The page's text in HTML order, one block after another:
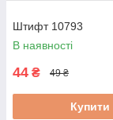
Штифт 10793
В наявності
44 ₴ 49 ₴
Купити